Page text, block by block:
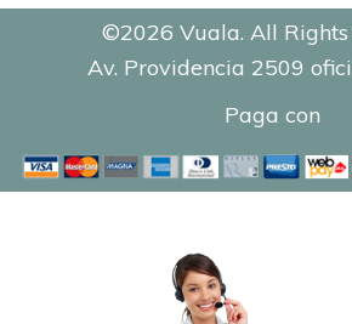
©2026 Vuala. All Rights
Av. Providencia 2509
Paga con